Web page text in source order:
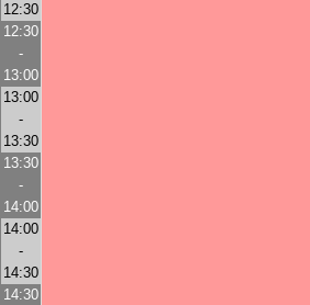
12:30
12:30
-
13:00
13:00
-
13:30
13:30
-
14:00
14:00
-
14:30
14:30